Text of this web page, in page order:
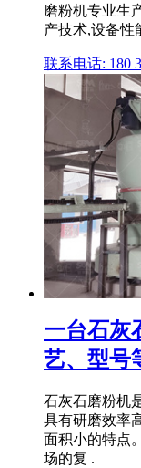
磨粉机专业生
产技术,设备性
联系电话: 180
一台石灰
艺、型号
石灰石磨粉机
具有研磨效率
面积小的特点
场的复 .